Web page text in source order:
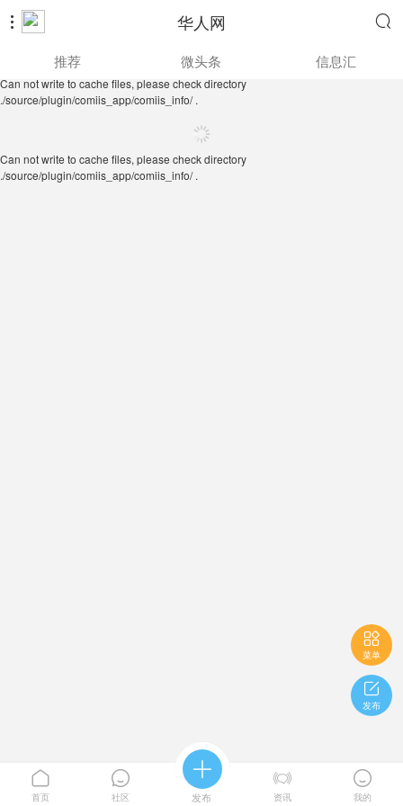
 华人网 
./source/plugin/comiis_app/comiis_info/ .
推荐 微头条 信息汇
Can not write to cache files, please check directory
./source/plugin/comiis_app/comiis_info/ .

菜单

发布

首页

社区

发布

资讯

我的
Can not write to cache files, please check directory
./source/plugin/comiis_app/comiis_info/ .